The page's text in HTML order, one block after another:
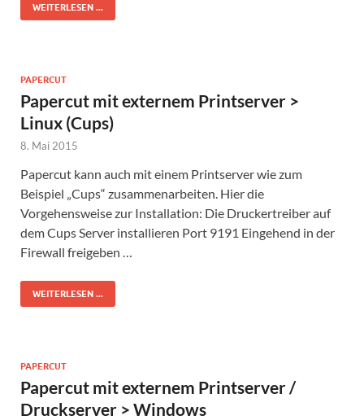
WEITERLESEN ...
PAPERCUT
Papercut mit externem Printserver >
Linux (Cups)
8. Mai 2015
Papercut kann auch mit einem Printserver wie zum
Beispiel „Cups“ zusammenarbeiten. Hier die
Vorgehensweise zur Installation: Die Druckertreiber auf
dem Cups Server installieren Port 9191 Eingehend in der
Firewall freigeben …
WEITERLESEN ...
PAPERCUT
Papercut mit externem Printserver /
Druckserver > Windows